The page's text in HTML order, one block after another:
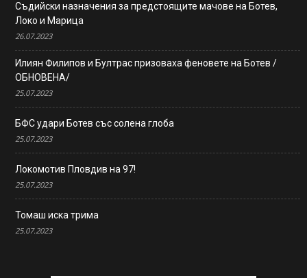
Съдийски назначения за предстоящите мачове на Ботев,
Локо и Марица
26.07.2023
Илиян Филипов и Бултрас призоваха феновете на Ботев /
ОБНОВЕНА/
25.07.2023
БФС удари Ботев със солена глоба
25.07.2023
Локомотив Пловдив на 97!
25.07.2023
Томаш иска трима
25.07.2023